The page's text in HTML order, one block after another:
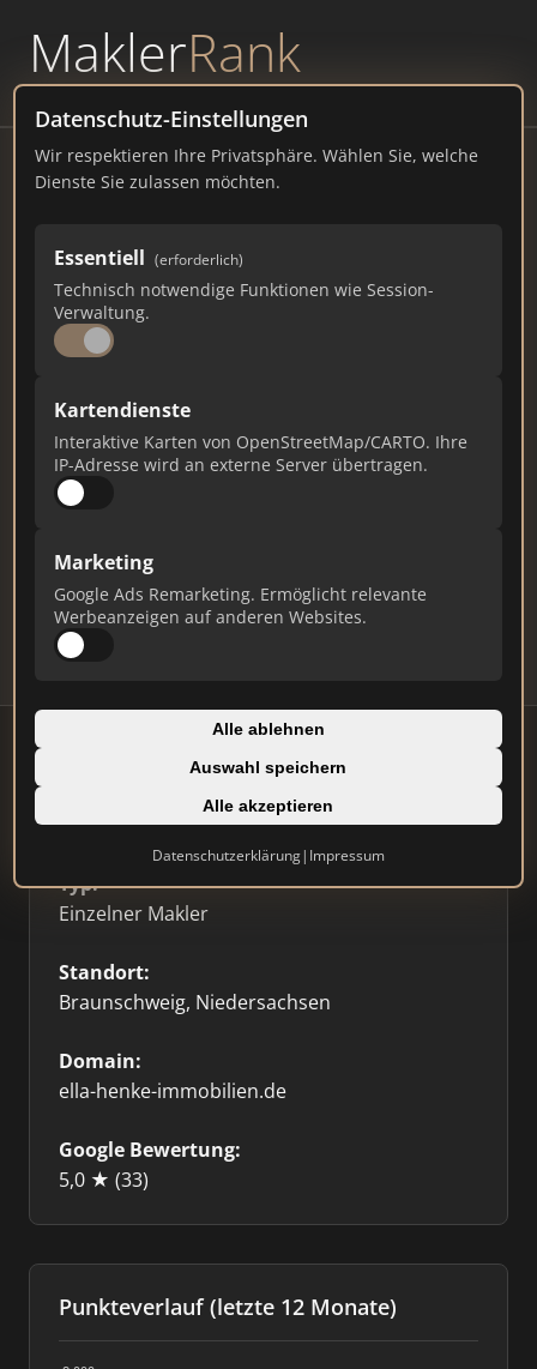
MaklerRank
powered byWAVEPOINT
Datenschutz-Einstellungen
Wir respektieren Ihre Privatsphäre. Wählen Sie, welche
Dienste Sie zulassen möchten.
Essentiell (erforderlich)
Technisch notwendige Funktionen wie Session-
Verwaltung.
Kartendienste
Interaktive Karten von OpenStreetMap/CARTO. Ihre
IP-Adresse wird an externe Server übertragen.
Marketing
Google Ads Remarketing. Ermöglicht relevante
Werbeanzeigen auf anderen Websites.
Alle ablehnen
Auswahl speichern
Alle akzeptieren
Datenschutzerklärung| Impressum
Ella Henke Immobilien GmbH
Humboldtstraße 6, 38106 Braunschweig
ella-henke-immobilien.de
1.062
Gesamtpunkte
Ist das Ihr Unternehmen?
Daten und erhalten Sie monatliche Ranking-
Updates.
Profil beanspruchen
⭐ Etabliert
Typ:
Einzelner Makler
Standort:
Braunschweig, Niedersachsen
Domain:
ella-henke-immobilien.de
Google Bewertung:
5,0 ★ (33)
Punkteverlauf (letzte 12 Monate)